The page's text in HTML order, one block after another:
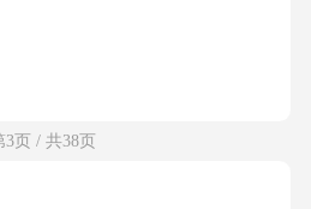
3页 / 共38页